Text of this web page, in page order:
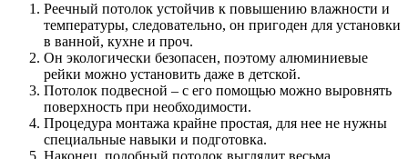
Реечный потолок устойчив к повышению влажности и
температуры, следовательно, он пригоден для установки
в ванной, кухне и проч.
Он экологически безопасен, поэтому алюминиевые
рейки можно установить даже в детской.
Потолок подвесной – с его помощью можно выровнять
поверхность при необходимости.
Процедура монтажа крайне простая, для нее не нужны
специальные навыки и подготовка.